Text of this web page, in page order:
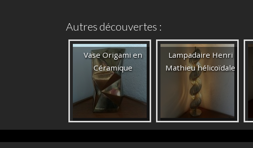
Autres découvertes :
Vase Origami en
Céramique
Lampadaire Henri
Mathieu hélicoïdale